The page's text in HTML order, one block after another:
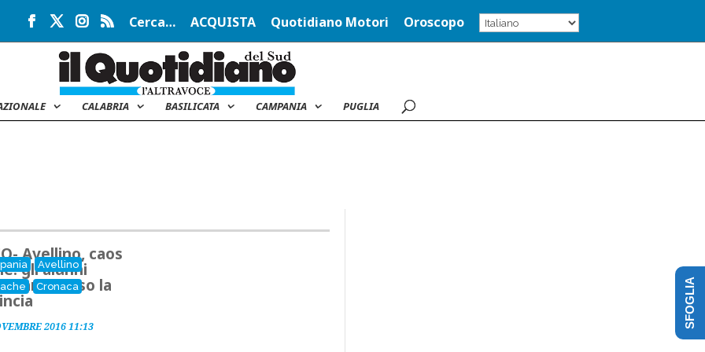
Cerca… ACQUISTA Quotidiano Motori Oroscopo
CALABRIA BASILICATA CAMPANIA PUGLIA
Avellino
Cronaca
Avellino, caos
gli alunni
verso la
2016 11:13 SFOGLIA